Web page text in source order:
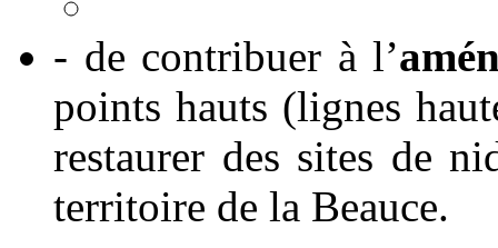
- de contribuer à l’
points hauts (lignes
restaurer des sites de
territoire de la Beauce.